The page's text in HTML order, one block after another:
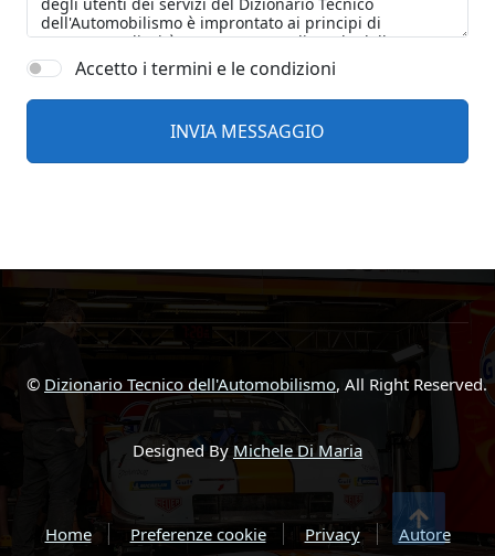
Accetto i termini e le condizioni
© Dizionario Tecnico dell'Automobilismo, All Right Reserved.
Designed By Michele Di Maria
Home Preferenze cookie Privacy Autore